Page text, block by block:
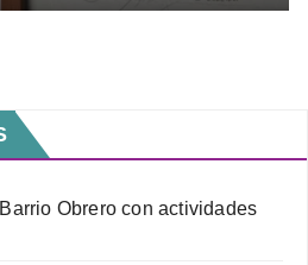
Obrero con actividades